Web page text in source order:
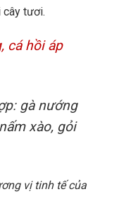
cây tươi.
cá hồi áp
gà nướng
xào, gỏi
vị tinh tế của